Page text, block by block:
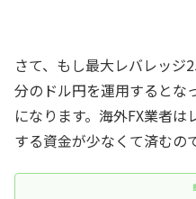
さて、もし最大レバレッジ
分のドル円を運用するとな
になります。海外FX業者
する資金が少なくて済むの